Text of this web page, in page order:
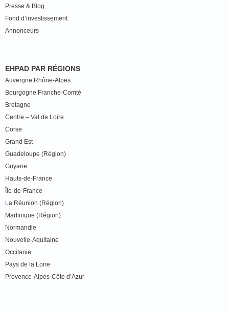
Presse & Blog
Fond d’investissement
Annonceurs
EHPAD PAR RÉGIONS
Auvergne Rhône-Alpes
Bourgogne Franche-Comté
Bretagne
Centre – Val de Loire
Corse
Grand Est
Guadeloupe (Région)
Guyane
Hauts-de-France
Île-de-France
La Réunion (Région)
Martinique (Région)
Normandie
Nouvelle-Aquitaine
Occitanie
Pays de la Loire
Provence-Alpes-Côte d’Azur